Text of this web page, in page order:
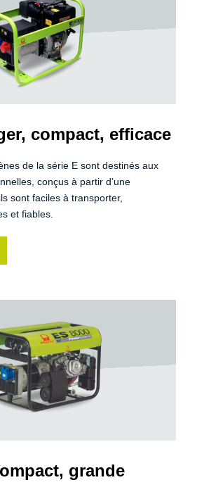
compact, efficace
de la série E sont destinés aux
conçus à partir d’une
sont faciles à transporter,
et fiables.
grande